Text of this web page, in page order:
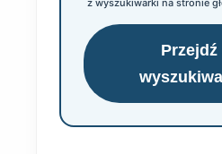
Przejdź